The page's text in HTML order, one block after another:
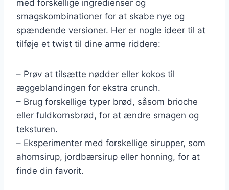
med forskellige ingredienser og
smagskombinationer for at skabe nye og
spændende versioner. Her er nogle ideer til at
tilføje et twist til dine arme riddere:
– Prøv at tilsætte nødder eller kokos til
æggeblandingen for ekstra crunch.
– Brug forskellige typer brød, såsom brioche
eller fuldkornsbrød, for at ændre smagen og
teksturen.
– Eksperimenter med forskellige sirupper, som
ahornsirup, jordbærsirup eller honning, for at
finde din favorit.